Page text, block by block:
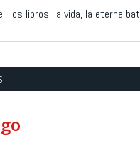
los libros, la vida, la eterna